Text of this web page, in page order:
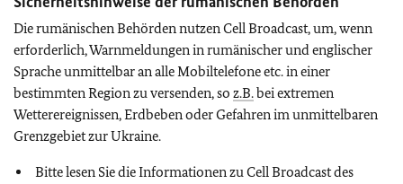
Die rumänischen Behörden nutzen Cell Broadcast, um, wenn
erforderlich, Warnmeldungen in rumänischer und englischer
Sprache unmittelbar an alle Mobiltelefone etc. in einer
bestimmten Region zu versenden, so z.B.bei extremen
Wetterereignissen, Erdbeben oder Gefahren im unmittelbaren
Grenzgebiet zur Ukraine.
Bitte lesen Sie die Informationen zu Cell Broadcast des